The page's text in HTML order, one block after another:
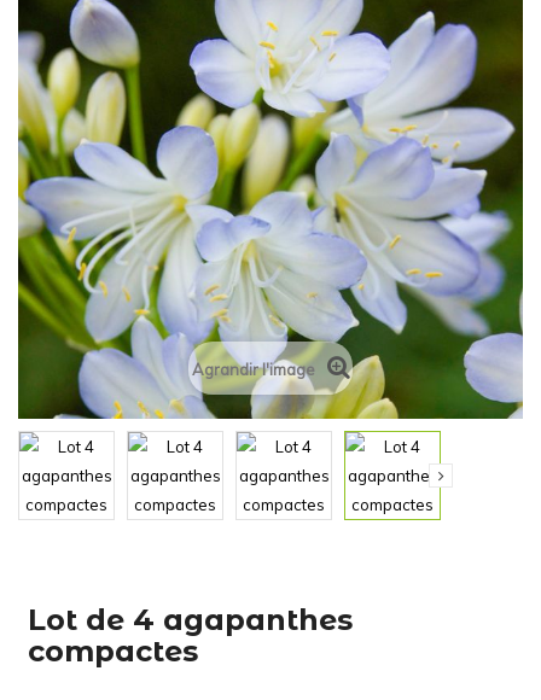
Agrandir l'image
Lot de 4 agapanthes
compactes